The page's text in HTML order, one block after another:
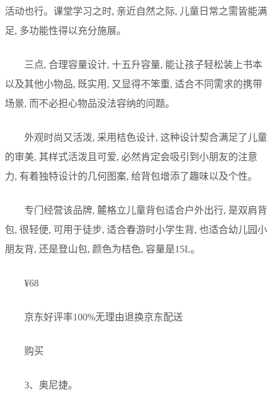
活动也行。课堂学习之时, 亲近自然之际, 儿童日常之需皆能满
足, 多功能性得以充分施展。
三点, 合理容量设计, 十五升容量, 能让孩子轻松装上书本
以及其他小物品, 既实用, 又显得不笨重, 适合不同需求的携带
场景, 而不必担心物品没法容纳的问题。
外观时尚又活泼, 采用桔色设计, 这种设计契合满足了儿童
的审美, 其样式活泼且可爱, 必然肯定会吸引到小朋友的注意
力, 有着独特设计的几何图案, 给背包增添了趣味以及个性。
专门经营该品牌, 麓格立儿童背包适合户外出行, 是双肩背
包, 很轻便, 可用于徒步, 适合春游时小学生背, 也适合幼儿园小
朋友背, 还是登山包, 颜色为桔色, 容量是15L。
¥68
京东好评率100%无理由退换京东配送
购买
3、奥尼捷。